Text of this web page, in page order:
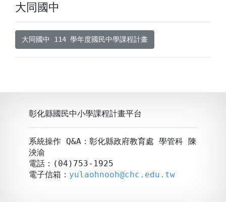
大同國中
大同國中 114 學年度國民中學課程計畫
彰化縣國民中小學課程計畫平台
系統操作 Q&A：彰化縣政府教育處 學管科 陳
泱渝
電話：(04)753-1925
電子信箱： yulaohnooh@chc.edu.tw